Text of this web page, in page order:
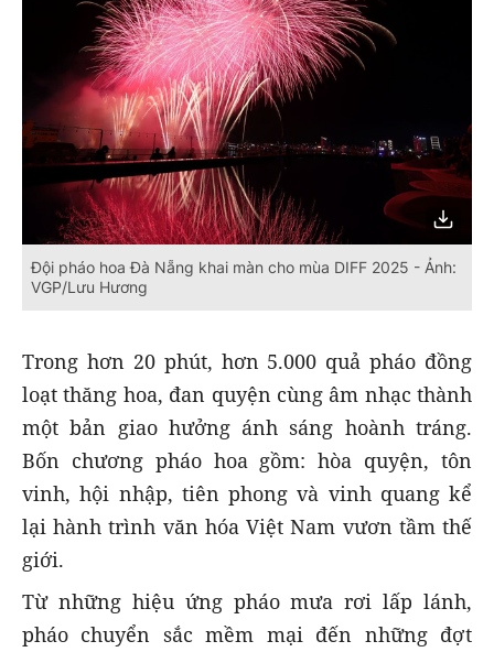
Đội pháo hoa Đà Nẵng khai màn cho mùa DIFF 2025 - Ảnh:
VGP/Lưu Hương
Trong hơn 20 phút, hơn 5.000 quả pháo đồng
loạt thăng hoa, đan quyện cùng âm nhạc thành
một bản giao hưởng ánh sáng hoành tráng.
Bốn chương pháo hoa gồm: hòa quyện, tôn
vinh, hội nhập, tiên phong và vinh quang kể
lại hành trình văn hóa Việt Nam vươn tầm thế
giới.
Từ những hiệu ứng pháo mưa rơi lấp lánh,
pháo chuyển sắc mềm mại đến những đợt